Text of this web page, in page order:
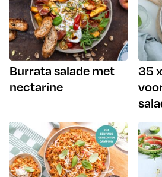
Burrata salade met
nectarine
35